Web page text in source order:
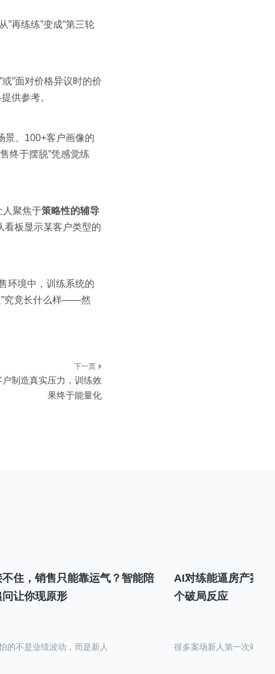
再练练”变成”第三轮
”面对价格异议时的价
供参考。
景、100+客户画像的
终于摆脱”凭感觉练
人聚焦于策略性的辅导
板显示某客户类型的
环境中，训练系统的
”究竟长什么样——然
制造真实压力，训练效
果终于能量化
住，销售只能靠运气？智能陪
让你现原形
的不是业绩波动，而是新人
AI对练能逼房产案
个破局反应
很多案场新人第一次站在